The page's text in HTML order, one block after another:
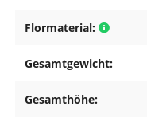
Flormaterial:
Gesamtgewicht:
Gesamthöhe: